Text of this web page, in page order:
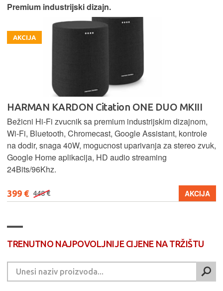
Premium industrijski dizajn.
AKCIJA
HARMAN KARDON Citation ONE DUO MKIII
Bežicni Hi-Fi zvucnik sa premium industrijskim dizajnom,
Wi-Fi, Bluetooth, Chromecast, Google Assistant, kontrole
na dodir, snaga 40W, mogucnost uparivanja za stereo zvuk,
Google Home aplikacija, HD audio streaming
24Bits/96Khz.
399 € 448 € AKCIJA
TRENUTNO NAJPOVOLJNIJE CIJENE NA TRŽIŠTU